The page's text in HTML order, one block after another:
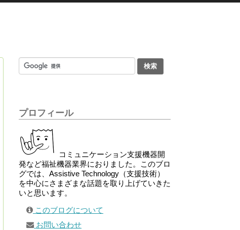
プロフィール
コミュニケーション支援機器開
発など福祉機器業界におりました。このブロ
グでは、Assistive Technology（支援技術）
を中心にさまざまな話題を取り上げていきた
いと思います。
このブログについて
お問い合わせ